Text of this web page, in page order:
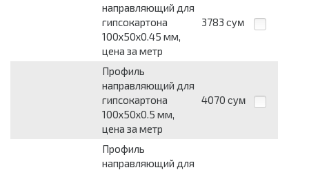
направляющий для
гипсокартона
100х50х0.45 мм,
цена за метр
3783 сум
Профиль
направляющий для
гипсокартона
100х50х0.5 мм,
цена за метр
4070 сум
Профиль
направляющий для